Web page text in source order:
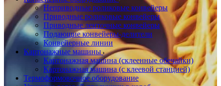
Неприводные роликовые конвейеры
Приводные роликовые конвейеры
Приводные ленточные конвейеры
Подающие конвейеры-делители
Конвейерные линии
Картонажные машины
Картонажная машина (склеенные обечайки)
Картонажная машина (с клеевой станцией)
Термоформовочное оборудование